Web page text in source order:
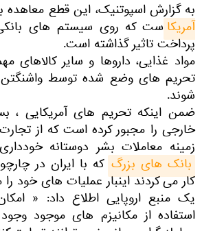
به گزارش اسپوتنیک، این قطع معاهده
آمریکا ست که روی سیستم های
پرداخت تاثیر گذاشته است.
مواد غذایی، داروها و سایر کالاهای
تحریم های وضع شده توسط
شوند.
ضمن اینکه تحریم های آمریکایی ،
خارجی را مجبور کرده است که از
زمینه معاملات بشر دوستانه
بانک های بزرگ که با ایران در
کار می کردند اینبار عملیات های خود
یک منبع اروپایی اطلاع داد: «
استفاده از مکانیزم های موجود